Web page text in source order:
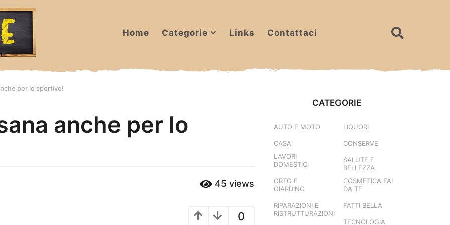
Home Categorie Links Contattaci
per lo sportivo!
anche per lo
45 views
0
CATEGORIE
AUTO E MOTO
CASA
LAVORI
DOMESTICI
ORTO E
GIARDINO
RIPARAZIONI E
RISTRUTTURAZIONI
LIQUORI
CONSERVE
SALUTE E
BELLEZZA
COSMETICA FAI
DA TE
FATTI BELLA
TECNOLOGIA